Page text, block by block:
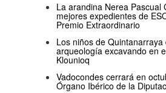
La arandina Nerea Pascual
mejores expedientes de
Premio Extraordinario
Los niños de
arqueología excavando en
Klounioq
Vadocondes cerrará en
Órgano Ibérico de la